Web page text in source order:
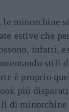
le minorchine
estive che
infatti,
stili
è proprio
più
di minorchine